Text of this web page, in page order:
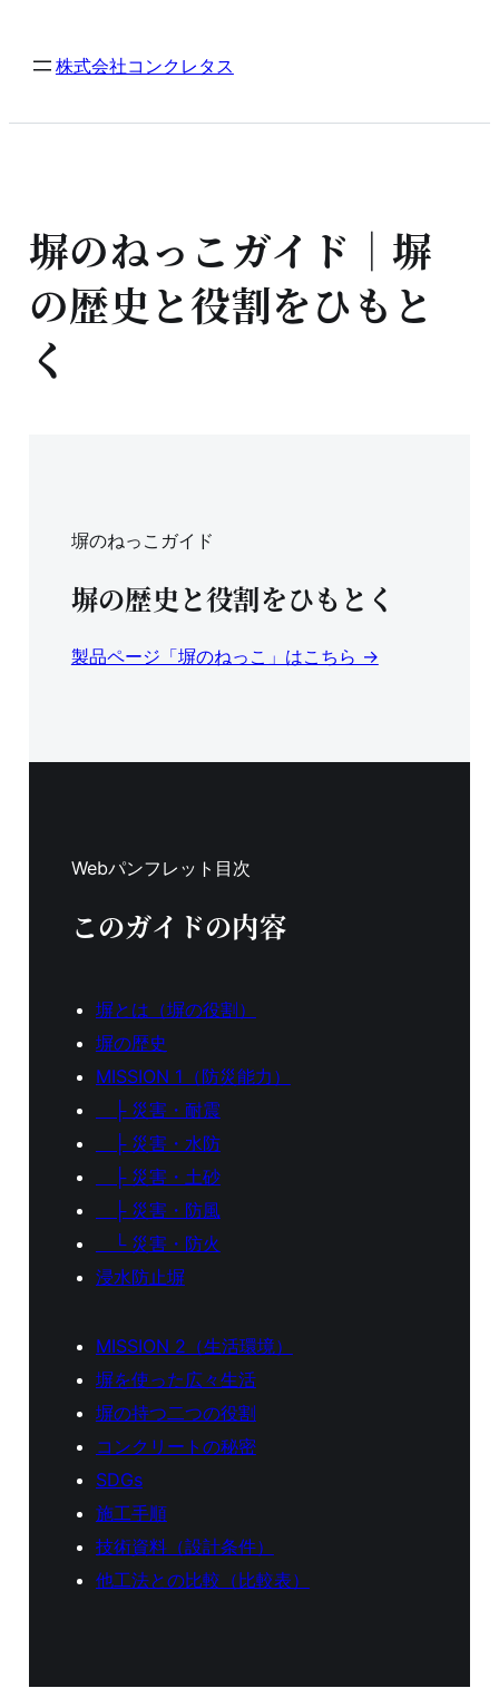
容
プ
株式会社コンクレタス
塀のねっこガイド｜塀
の歴史と役割をひもと
く
塀のねっこガイド
塀の歴史と役割をひもとく
製品ページ「塀のねっこ」はこちら →
Webパンフレット目次
このガイドの内容
塀とは（塀の役割）
塀の歴史
MISSION 1（防災能力）
├ 災害・耐震
├ 災害・水防
├ 災害・土砂
├ 災害・防風
└ 災害・防火
浸水防止塀
MISSION 2（生活環境）
塀を使った広々生活
塀の持つ二つの役割
コンクリートの秘密
SDGs
施工手順
技術資料（設計条件）
他工法との比較（比較表）